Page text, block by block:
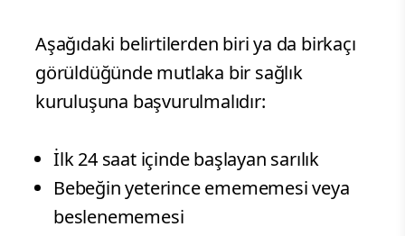
Aşağıdaki belirtilerden biri ya da birkaçı
görüldüğünde mutlaka bir sağlık
kuruluşuna başvurulmalıdır:
İlk 24 saat içinde başlayan sarılık
Bebeğin yeterince emememesi veya
beslenememesi